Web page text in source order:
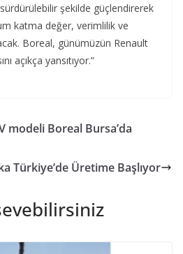
sürdürülebilir şekilde güçlendirerek
katma değer, verimlilik ve
Boreal, günümüzün Renault
açıkça yansıtıyor.”
modeli Boreal Bursa’da
Türkiye’de Üretime Başlıyor